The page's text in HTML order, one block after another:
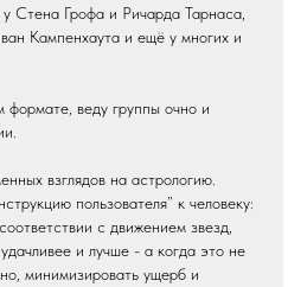
Стена Грофа и Ричарда Тарнаса,
Кампенхаута и ещё у многих и
формате, веду группы очно и
взглядов на астрологию.
пользователя” к человеку:
с движением звезд,
и лучше - а когда это не
минимизировать ущерб и